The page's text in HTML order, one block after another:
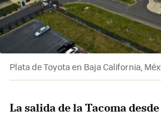
Plata de Toyota en Baja California,
La salida de la Tacoma